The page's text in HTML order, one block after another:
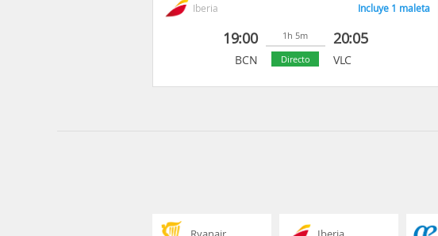
Iberia Incluye 1 maleta
19:00
BCN
1h 5m
Directo
20:05
VLC